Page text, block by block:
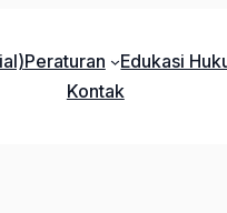
Peraturan Edukasi
Kontak